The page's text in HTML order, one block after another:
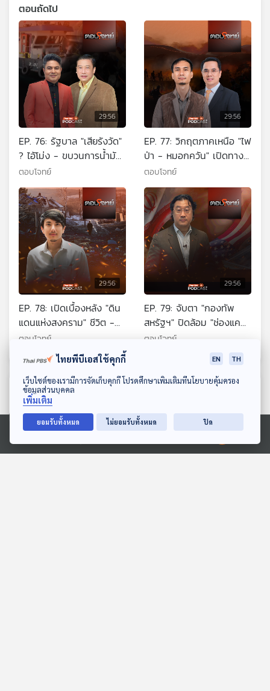
ดาวน์โหลด Thai PBS Podcast Application
Ⓒ 2020 องค์การกระจายเสียงและแพร่ภาพสาธารณะแห่งประเทศไทย
ตอนถัดไป
29:56
EP. 76: รัฐบาล "เสียรังวัด"
? ไอ้โม่ง - ขบวนการน้ำมัน
เถื่อน "มีอยู่จริง"
ตอบโจทย์
29:56
EP. 77: วิกฤตภาคเหนือ "ไฟ
ป่า - หมอกควัน" เปิดทาง
แก้ "มหันตภัยฝุ่นพิษ"
ตอบโจทย์
29:56
EP. 78: เปิดเบื้องหลัง "ดิน
แดนแห่งสงคราม" ชีวิต -
ความหวัง - มิตรภาพ ?
ตอบโจทย์
29:56
EP. 79: จับตา "กองทัพ
สหรัฐฯ" ปิดล้อม "ช่องแคบ
ฮอร์มุซ" บานปลาย ?
ตอบโจทย์
ตอนที่เกี่ยวข้อง
ไทยพีบีเอสใช้คุกกี้ EN TH
เว็บไซต์ของเรามีการจัดเก็บคุกกี้ โปรดศึกษาเพิ่มเติมที่นโยบายคุ้มครอง
ข้อมูลส่วนบุคคล
เพิ่มเติม
ยอมรับทั้งหมด ไม่ยอมรับทั้งหมด ปิด